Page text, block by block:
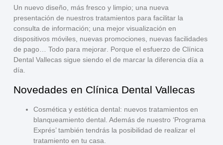
Un nuevo diseño, más fresco y limpio; una nueva
presentación de nuestros tratamientos para facilitar la
consulta de información; una mejor visualización en
dispositivos móviles, nuevas promociones, nuevas facilidades
de pago … Todo para mejorar. Porque el esfuerzo de Clínica
Dental Vallecas sigue siendo el de marcar la diferencia día a
día.
Novedades en Clínica Dental Vallecas
Cosmética y estética dental: nuevos tratamientos en
blanqueamiento dental. Además de nuestro ‘Programa
Exprés’ también tendrás la posibilidad de realizar el
tratamiento en tu casa.